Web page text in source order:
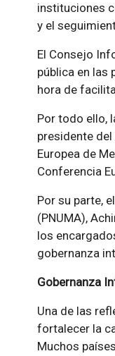
instituciones
y el
El Consejo
pública en las
hora de
Por todo ello,
presidente del
Europea de
Conferencia
Por su parte,
(PNUMA),
los
gobernanza
Gobernanza
Una de las
fortalecer la
Muchos